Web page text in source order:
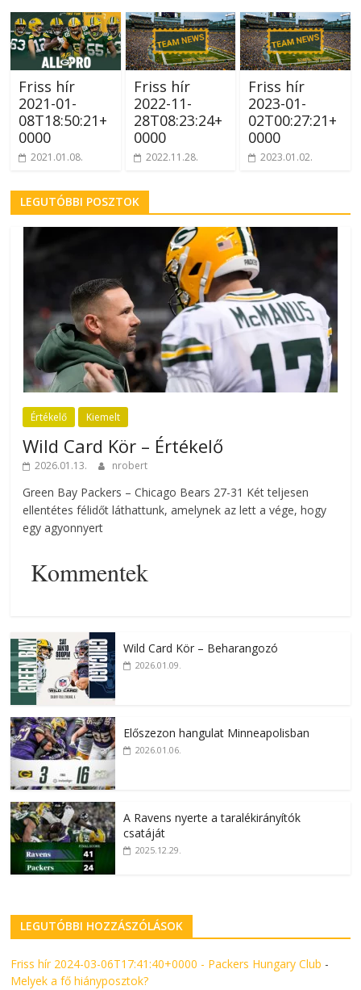
Friss hír
2021-01-
08T18:50:21+
0000
2021.01.08.
Friss hír
2022-11-
28T08:23:24+
0000
2022.11.28.
Friss hír
2023-01-
02T00:27:21+
0000
2023.01.02.
LEGUTÓBBI POSZTOK
Értékelő Kiemelt
Wild Card Kör – Értékelő
2026.01.13. nrobert
Green Bay Packers – Chicago Bears 27-31 Két teljesen
ellentétes félidőt láthattunk, amelynek az lett a vége, hogy
egy agyonnyert
Kommentek
Wild Card Kör – Beharangozó
2026.01.09.
Előszezon hangulat Minneapolisban
2026.01.06.
A Ravens nyerte a taralékirányítók
csatáját
2025.12.29.
LEGUTÓBBI HOZZÁSZÓLÁSOK
Friss hír 2024-03-06T17:41:40+0000 - Packers Hungary Club -
Melyek a fő hiányposztok?